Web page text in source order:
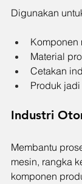
Digunakan
Komponen
Material
Cetakan
Produk jadi
Industri
Membantu
mesin, rangka
komponen